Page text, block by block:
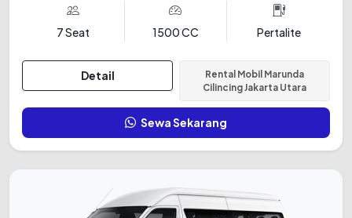
7 Seat 1500 CC Pertalite
Detail
Rental Mobil Marunda
Cilincing Jakarta Utara
Sewa Sekarang